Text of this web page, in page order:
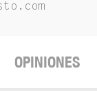
OPINIONES